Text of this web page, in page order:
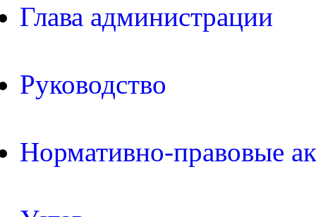
Глава администрации
Руководство
Нормативно-правовые